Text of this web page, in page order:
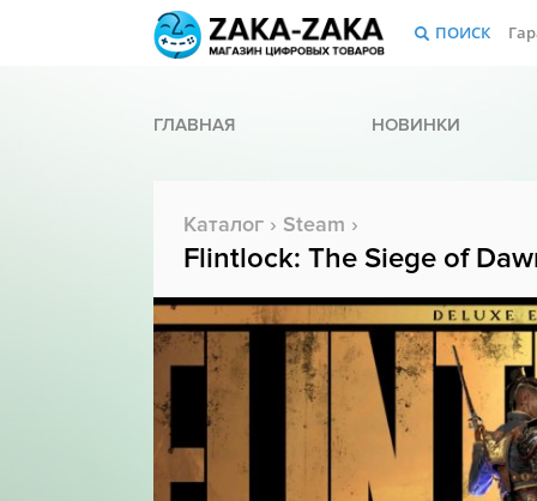
ПОИСК
ГЛАВНАЯ НОВИНКИ
Каталог › Steam ›
Flintlock: The Siege of